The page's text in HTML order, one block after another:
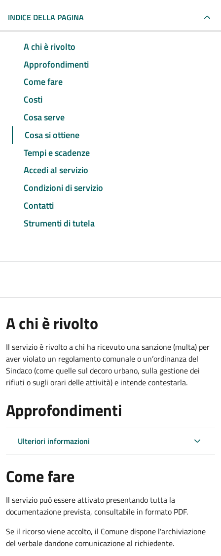
INDICE DELLA PAGINA
A chi è rivolto
Approfondimenti
Come fare
Costi
Cosa serve
Cosa si ottiene
Tempi e scadenze
Accedi al servizio
Condizioni di servizio
Contatti
Strumenti di tutela
A chi è rivolto
Il servizio è rivolto a chi ha ricevuto una sanzione (multa) per
aver violato un regolamento comunale o un’ordinanza del
Sindaco (come quelle sul decoro urbano, sulla gestione dei
rifiuti o sugli orari delle attività) e intende contestarla.
Approfondimenti
Ulteriori informazioni
Come fare
Il servizio può essere attivato presentando tutta la
documentazione prevista, consultabile in formato PDF.
Se il ricorso viene accolto, il Comune dispone l'archiviazione
del verbale dandone comunicazione al richiedente.